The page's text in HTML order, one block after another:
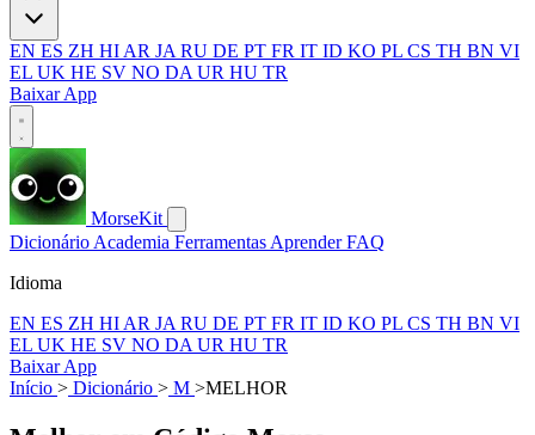
EN ES ZH HI AR JA RU DE PT FR IT ID KO PL CS TH BN VI
EL UK HE SV NO DA UR HU TR
Baixar App
MorseKit
Dicionário Academia Ferramentas AprenderFAQ
Idioma
EN ES ZH HI AR JA RU DE PT FR IT ID KO PL CS TH BN VI
EL UK HE SV NO DA UR HU TR
Baixar App
Início > Dicionário > M >MELHOR